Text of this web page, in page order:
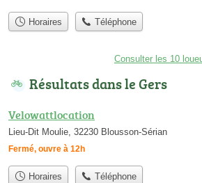
Horaires Téléphone
Consulter les 10
Résultats dans le Gers
Velowattlocation
Lieu-Dit Moulie, 32230 Blousson-Sérian
Fermé, ouvre à 12h
Horaires Téléphone